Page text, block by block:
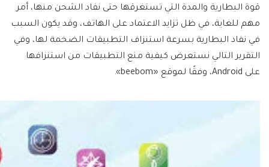
قوة البطارية والمدة التي تستغرقها حتى نفاد الشحن منها، أمر
مهم للغاية، في ظل تزايد الاعتماد على الهاتف، وقد يكون السبب
في نفاد البطارية بسرعة استنزاف التطبيقات الضخمة لها، وفي
التقرير التالي نستعرض كيفية منع التطبيقات من استنزافها
على Android، وفقًا لموقع «beebom».